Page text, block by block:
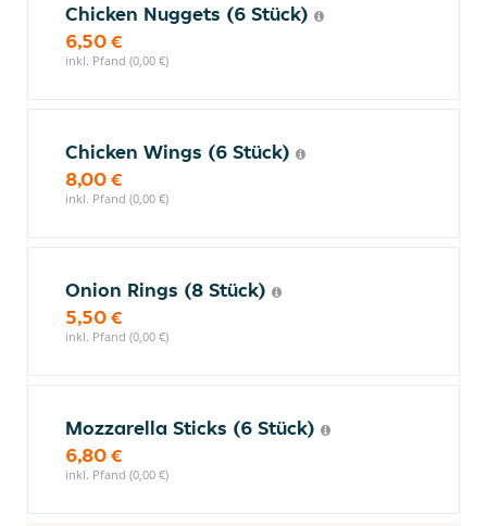
Chicken Nuggets (6 Stück)
6,50 €
inkl. Pfand (0,00 €)
Chicken Wings (6 Stück)
8,00 €
inkl. Pfand (0,00 €)
Onion Rings (8 Stück)
5,50 €
inkl. Pfand (0,00 €)
Mozzarella Sticks (6 Stück)
6,80 €
inkl. Pfand (0,00 €)